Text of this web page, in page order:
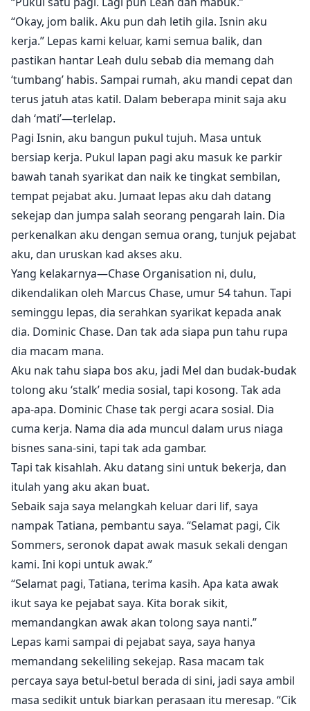
“Okay, jom balik. Aku pun dah letih gila. Isnin aku
kerja.” Lepas kami keluar, kami semua balik, dan
pastikan hantar Leah dulu sebab dia memang dah
‘tumbang’ habis. Sampai rumah, aku mandi cepat dan
terus jatuh atas katil. Dalam beberapa minit saja aku
dah ‘mati’—terlelap.
Pagi Isnin, aku bangun pukul tujuh. Masa untuk
bersiap kerja. Pukul lapan pagi aku masuk ke parkir
bawah tanah syarikat dan naik ke tingkat sembilan,
tempat pejabat aku. Jumaat lepas aku dah datang
sekejap dan jumpa salah seorang pengarah lain. Dia
perkenalkan aku dengan semua orang, tunjuk pejabat
aku, dan uruskan kad akses aku.
Yang kelakarnya—Chase Organisation ni, dulu,
dikendalikan oleh Marcus Chase, umur 54 tahun. Tapi
seminggu lepas, dia serahkan syarikat kepada anak
dia. Dominic Chase. Dan tak ada siapa pun tahu rupa
dia macam mana.
Aku nak tahu siapa bos aku, jadi Mel dan budak-budak
tolong aku ‘stalk’ media sosial, tapi kosong. Tak ada
apa-apa. Dominic Chase tak pergi acara sosial. Dia
cuma kerja. Nama dia ada muncul dalam urus niaga
bisnes sana-sini, tapi tak ada gambar.
Tapi tak kisahlah. Aku datang sini untuk bekerja, dan
itulah yang aku akan buat.
Sebaik saja saya melangkah keluar dari lif, saya
nampak Tatiana, pembantu saya. “Selamat pagi, Cik
Sommers, seronok dapat awak masuk sekali dengan
kami. Ini kopi untuk awak.”
“Selamat pagi, Tatiana, terima kasih. Apa kata awak
ikut saya ke pejabat saya. Kita borak sikit,
memandangkan awak akan tolong saya nanti.”
Lepas kami sampai di pejabat saya, saya hanya
memandang sekeliling sekejap. Rasa macam tak
percaya saya betul-betul berada di sini, jadi saya ambil
masa sedikit untuk biarkan perasaan itu meresap. “Cik